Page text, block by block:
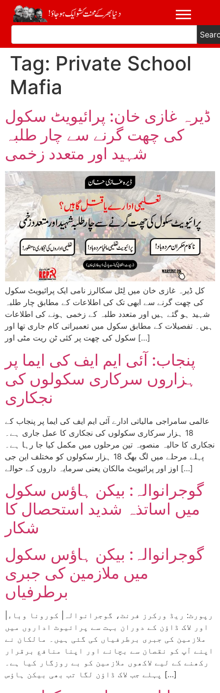
Tag: Private School
Mafia
ڈیرہ غازی خان: پرائیویٹ سکول
کی چھت گرنے سے چار طلبہ
شہید اور متعدد زخمی
کل ڈیرہ غازی خان میں لِٹل سکالرز نامی ایک پرائیویٹ سکول
کی چھت گرنے سے ابھی تک کی اطلاعات کے مطابق چار طلبہ
شہید ہو گئے ہیں اور متعدد طلبہ کے زخمی ہونے کی اطلاعات
ہیں۔ تفصیلات کے مطابق سکول میں تعمیراتی کام جاری تھا اور
سکول کی چھت پر کئی ٹن ریت مٹی اور […]
پنجاب: آئی ایم ایف کی ایما پر
ہزاروں سرکاری سکولوں کی
نجکاری
عالمی سامراجی مالیاتی ادارے آئی ایم ایف کی ایما پر پنجاب کے
18 ہزار سرکاری سکولوں کی نجکاری کا عمل جاری ہے۔
نجکاری کا حالیہ منصوبہ تین مرحلوں میں مکمل کیا جا رہا ہے۔
پہلے مرحلے میں لگ بھگ 18 ہزار سکولوں کو مختلف این جی
اوز اور پرائیویٹ مالکان یعنی سرمایہ داروں کے حوالے […]
گوجرانوالہ: بیکن ہاؤس سکول
میں اساتذہ شدید استحصال کا
شکار
گوجرانوالہ: بیکن ہاؤس سکول
میں ملازمین کی جبری
برطرفیاں
اور لاک ڈاؤن کے دوران بہت سے پرائیوٹ اداروں میں
ملازمین کی جبری برطرفیاں کی گئی ہیں۔ مالکان نے
اپنے آپ کو نقصان سے بچانے اور اپنا منافع برقرار
رکھنے کے لیے لاکھوں ملازمین کو بے روزگار کیا ہے۔
پہلے جب لاک ڈاؤن لگا تب بھی بیکن ہاؤس […]